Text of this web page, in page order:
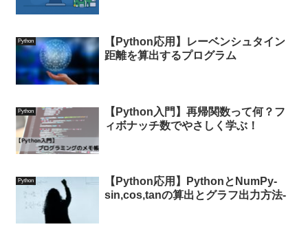
Python
【Python応用】レーベンシュタイン
距離を算出するプログラム
Python
【Python入門】再帰関数って何？フ
ィボナッチ数でやさしく学ぶ！
Python
【Python応用】PythonとNumPy-
sin,cos,tanの算出とグラフ出力方法-